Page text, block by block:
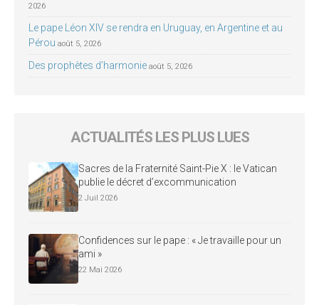
2026
Le pape Léon XIV se rendra en Uruguay, en Argentine et au
Pérou août 5, 2026
Des prophètes d’harmonie août 5, 2026
ACTUALITÉS LES PLUS LUES
Sacres de la Fraternité Saint-Pie X : le Vatican
publie le décret d’excommunication
2 Juil 2026
Confidences sur le pape : « Je travaille pour un
ami »
22 Mai 2026